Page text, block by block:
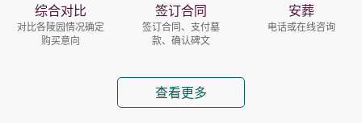
综合对比
对比各陵园情况确定
购买意向
签订合同
签订合同、支付墓
款、确认碑文
安葬
电话或在线咨询
查看更多